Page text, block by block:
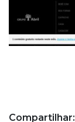
Compartilhar: